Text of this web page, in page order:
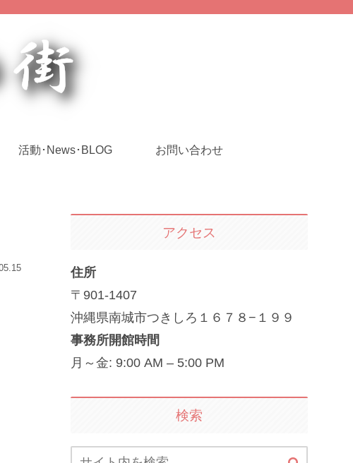
活動･News･BLOG お問い合わせ
アクセス
住所
〒901-1407
沖縄県南城市つきしろ１６７８−１９９
事務所開館時間
月～金: 9:00 AM – 5:00 PM
検索